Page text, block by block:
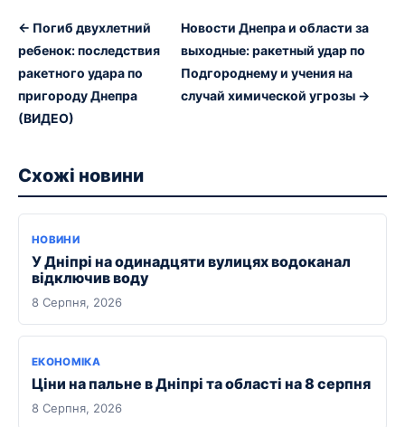
← Погиб двухлетний
ребенок: последствия
ракетного удара по
пригороду Днепра
(ВИДЕО)
Новости Днепра и области за
выходные: ракетный удар по
Подгороднему и учения на
случай химической угрозы →
Схожі новини
НОВИНИ
У Дніпрі на одинадцяти вулицях водоканал
відключив воду
8 Серпня, 2026
ЕКОНОМІКА
Ціни на пальне в Дніпрі та області на 8 серпня
8 Серпня, 2026